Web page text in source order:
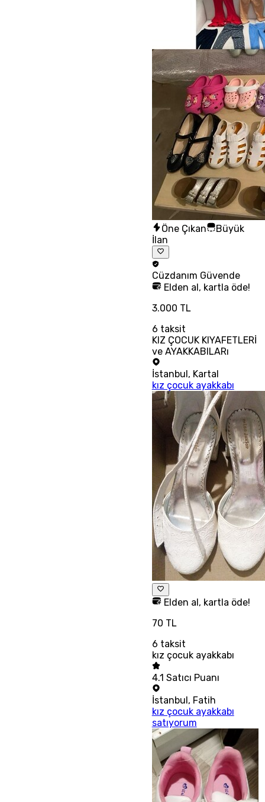
Öne Çıkan
Büyük
İlan
Cüzdanım Güvende
Elden al, kartla öde!
3.000 TL
6 taksit
KIZ ÇOCUK KIYAFETLERİ
ve AYAKKABILARı
İstanbul, Kartal
kız çocuk ayakkabı
Elden al, kartla öde!
70 TL
6 taksit
kız çocuk ayakkabı
4.1 Satıcı Puanı
İstanbul , Fatih
kız çocuk ayakkabı
satıyorum